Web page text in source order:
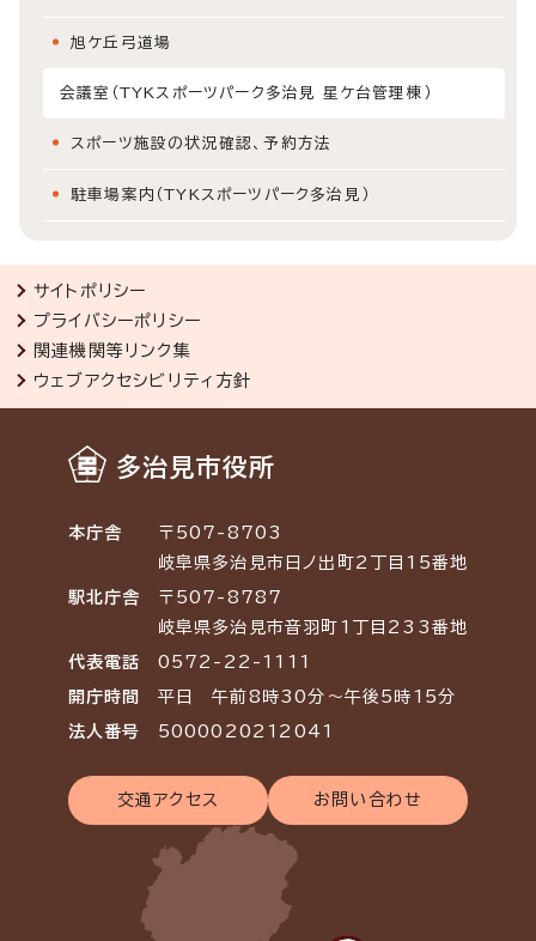
旭ケ丘弓道場
会議室（TYKスポーツパーク多治見 星ケ台管理棟）
スポーツ施設の状況確認、予約方法
駐車場案内（TYKスポーツパーク多治見）
サイトポリシー
プライバシーポリシー
関連機関等リンク集
ウェブアクセシビリティ方針
多治見市役所
本庁舎
〒507-8703
岐阜県多治見市日ノ出町2丁目15番地
駅北庁舎
〒507-8787
岐阜県多治見市音羽町1丁目233番地
代表電話 0572-22-1111
開庁時間 平日 午前8時30分～午後5時15分
法人番号 5000020212041
交通アクセス お問い合わせ